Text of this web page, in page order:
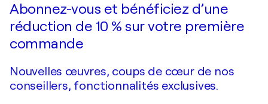
Je passe commande
Abonnez-vous et bénéficiez d’une
réduction de 10 % sur votre première
commande
Nouvelles œuvres, coups de cœur de nos
conseillers, fonctionnalités exclusives.